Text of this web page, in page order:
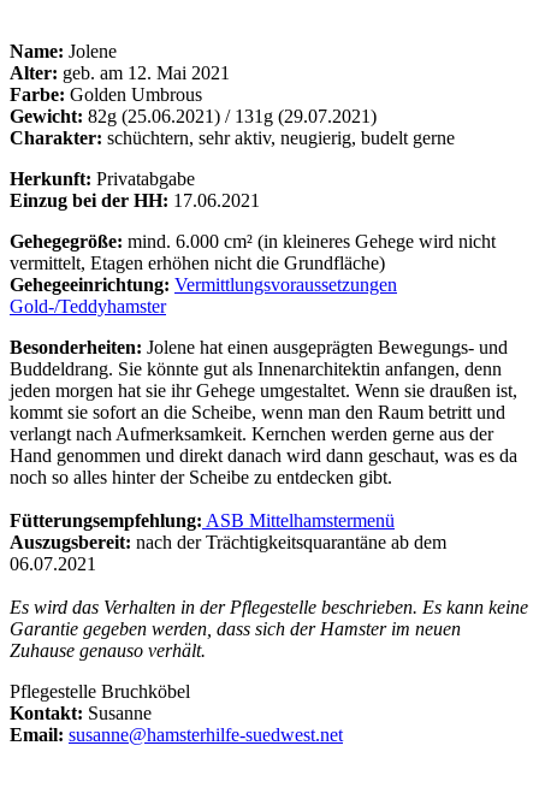
Name: Jolene
Alter: geb. am 12. Mai 2021
Farbe: Golden Umbrous
Gewicht: 82g (25.06.2021) / 131g (29.07.2021)
Charakter: schüchtern, sehr aktiv, neugierig, budelt gerne
Herkunft: Privatabgabe
Einzug bei der HH: 17.06.2021
Gehegegröße: mind. 6.000 cm² (in kleineres Gehege wird nicht
vermittelt, Etagen erhöhen nicht die Grundfläche)
Gehegeeinrichtung: Vermittlungsvoraussetzungen
Gold-/Teddyhamster
Besonderheiten: Jolene hat einen ausgeprägten Bewegungs- und
Buddeldrang. Sie könnte gut als Innenarchitektin anfangen, denn
jeden morgen hat sie ihr Gehege umgestaltet. Wenn sie draußen ist,
kommt sie sofort an die Scheibe, wenn man den Raum betritt und
verlangt nach Aufmerksamkeit. Kernchen werden gerne aus der
Hand genommen und direkt danach wird dann geschaut, was es da
noch so alles hinter der Scheibe zu entdecken gibt.
Fütterungsempfehlung: ASB Mittelhamstermenü
Auszugsbereit: nach der Trächtigkeitsquarantäne ab dem
06.07.2021
Es wird das Verhalten in der Pflegestelle beschrieben. Es kann keine
Garantie gegeben werden, dass sich der Hamster im neuen
Zuhause genauso verhält.
Pflegestelle Bruchköbel
Kontakt: Susanne
Email: susanne@hamsterhilfe-suedwest.net